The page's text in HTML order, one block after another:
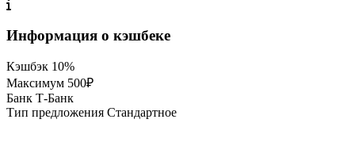
Информация о кэшбеке
Кэшбэк 10%
Максимум 500₽
Банк Т-Банк
Тип предложения Стандартное